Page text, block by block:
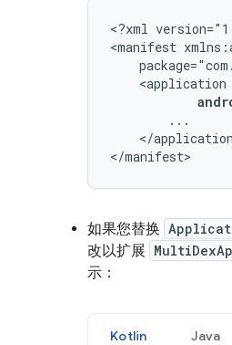
<?xml
<manifest
</
</manifest>
如果您替换
改以扩展
示：
Kotlin Java